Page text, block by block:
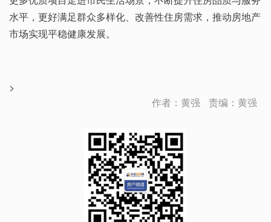
水平，更好满足群众多样化、改善性住房需求，推动房地产
市场实现平稳健康发展。
>
作者：黄强
责编：黄强